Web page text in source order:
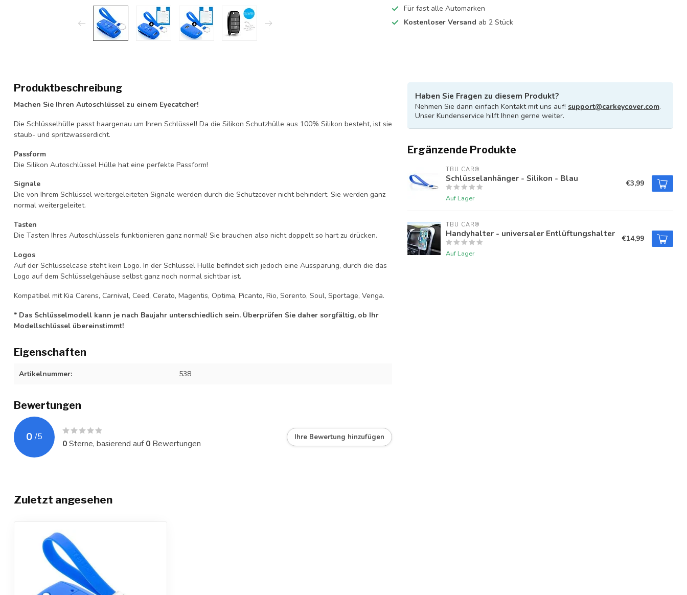
Für fast alle Automarken
Kostenloser Versand ab 2 Stück
Produktbeschreibung
Machen Sie Ihren Autoschlüssel zu einem Eyecatcher!
Die Schlüsselhülle passt haargenau um Ihren Schlüssel! Da die Silikon Schutzhülle aus 100% Silikon besteht, ist sie
staub- und spritzwasserdicht.
Passform
Die Silikon Autoschlüssel Hülle hat eine perfekte Passform!
Signale
Die von Ihrem Schlüssel weitergeleiteten Signale werden durch die Schutzcover nicht behindert. Sie werden ganz
normal weitergeleitet.
Tasten
Die Tasten Ihres Autoschlüssels funktionieren ganz normal! Sie brauchen also nicht doppelt so hart zu drücken.
Logos
Auf der Schlüsselcase steht kein Logo. In der Schlüssel Hülle befindet sich jedoch eine Aussparung, durch die das
Logo auf dem Schlüsselgehäuse selbst ganz noch normal sichtbar ist.
Kompatibel mit Kia Carens, Carnival, Ceed, Cerato, Magentis, Optima, Picanto, Rio, Sorento, Soul, Sportage, Venga.
* Das Schlüsselmodell kann je nach Baujahr unterschiedlich sein. Überprüfen Sie daher sorgfältig, ob Ihr
Modellschlüssel übereinstimmt!
Eigenschaften
Artikelnummer: 538
Bewertungen
0 /5
0Sterne, basierend auf0 Bewertungen
Ihre Bewertung hinzufügen
Haben Sie Fragen zu diesem Produkt?
Nehmen Sie dann einfach Kontakt mit uns auf! support@carkeycover.com.
Unser Kundenservice hilft Ihnen gerne weiter.
Ergänzende Produkte
TBU CAR®
Schlüsselanhänger - Silikon - Blau
Auf Lager
€3,99
TBU CAR®
Handyhalter - universaler Entlüftungshalter
Auf Lager
€14,99
Zuletzt angesehen